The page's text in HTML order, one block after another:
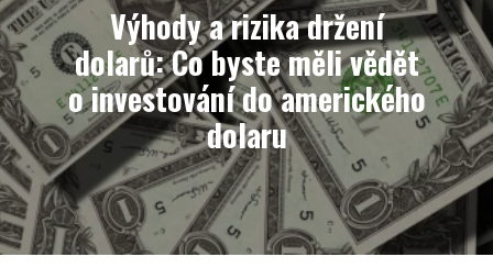
Výhody a rizika držení
dolarů: Co byste měli vědět
o investování do amerického
dolaru